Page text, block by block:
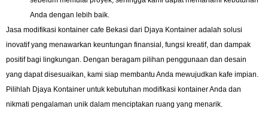
Anda dengan lebih baik.
Jasa modifikasi kontainer cafe Bekasi dari Djaya Kontainer adalah solusi
inovatif yang menawarkan keuntungan finansial, fungsi kreatif, dan dampak
positif bagi lingkungan. Dengan beragam pilihan penggunaan dan desain
yang dapat disesuaikan, kami siap membantu Anda mewujudkan kafe impian.
Pilihlah Djaya Kontainer untuk kebutuhan modifikasi kontainer Anda dan
nikmati pengalaman unik dalam menciptakan ruang yang menarik.